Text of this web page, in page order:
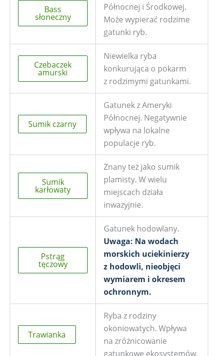
Bass
słoneczny
Północnej i Środkowej.
Może wypierać rodzime
gatunki ryb.
Czebaczek
amurski
Niewielka ryba
konkurująca o pokarm
z rodzimymi gatunkami.
Sumik czarny
Gatunek z Ameryki
Północnej. Negatywnie
wpływa na lokalne
populacje ryb.
Sumik
karłowaty
Znany też jako sumik
plamisty. W wielu
miejscach działa
inwazyjnie.
Pstrąg
tęczowy
Gatunek hodowlany.
Uwaga: Na wodach
morskich uciekinierzy
z hodowli, nieobjęci
wymiarem i okresem
ochronnym.
Trawianka
Ryba z rodziny
okoniowatych. Wpływa
na zróżnicowanie
gatunkowe ekosystemów.